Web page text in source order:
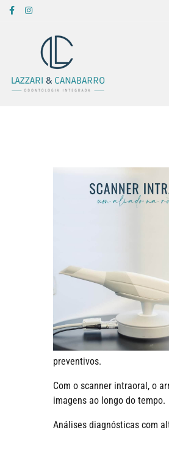
preventivos.
Com o scanner intraoral, o
imagens ao longo do tempo.
Análises diagnósticas com